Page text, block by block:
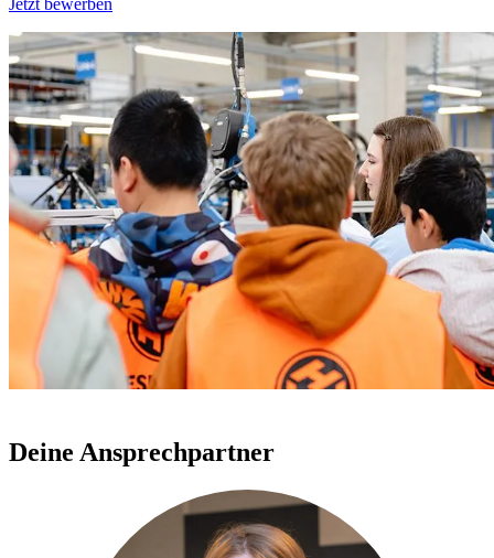
Jetzt bewerben
Deine Ansprechpartner